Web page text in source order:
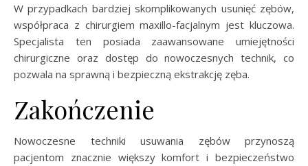
W przypadkach bardziej skomplikowanych usunięć zębów,
współpraca z chirurgiem maxillo-facjalnym jest kluczowa.
Specjalista ten posiada zaawansowane umiejętności
chirurgiczne oraz dostęp do nowoczesnych technik, co
pozwala na sprawną i bezpieczną ekstrakcję zęba.
Zakończenie
Nowoczesne techniki usuwania zębów przynoszą
pacjentom znacznie większy komfort i bezpieczeństwo